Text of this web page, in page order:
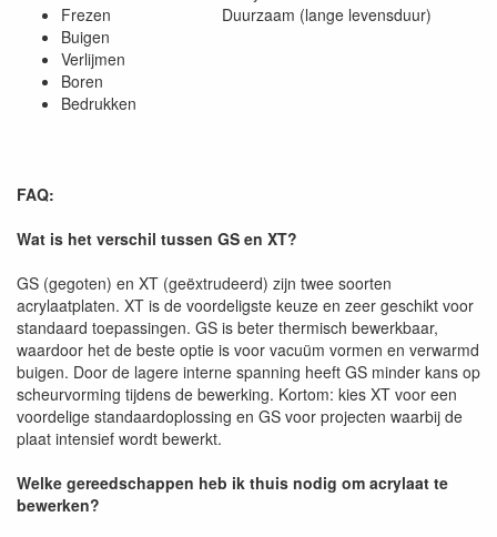
Frezen Duurzaam (lange levensduur)
Buigen
Verlijmen
Boren
Bedrukken
FAQ:
Wat is het verschil tussen GS en XT?
GS (gegoten) en XT (geëxtrudeerd) zijn twee soorten
acrylaatplaten. XT is de voordeligste keuze en zeer geschikt voor
standaard toepassingen. GS is beter thermisch bewerkbaar,
waardoor het de beste optie is voor vacuüm vormen en verwarmd
buigen. Door de lagere interne spanning heeft GS minder kans op
scheurvorming tijdens de bewerking. Kortom: kies XT voor een
voordelige standaardoplossing en GS voor projecten waarbij de
plaat intensief wordt bewerkt.
Welke gereedschappen heb ik thuis nodig om acrylaat te
bewerken?